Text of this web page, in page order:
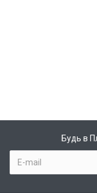
Будь в